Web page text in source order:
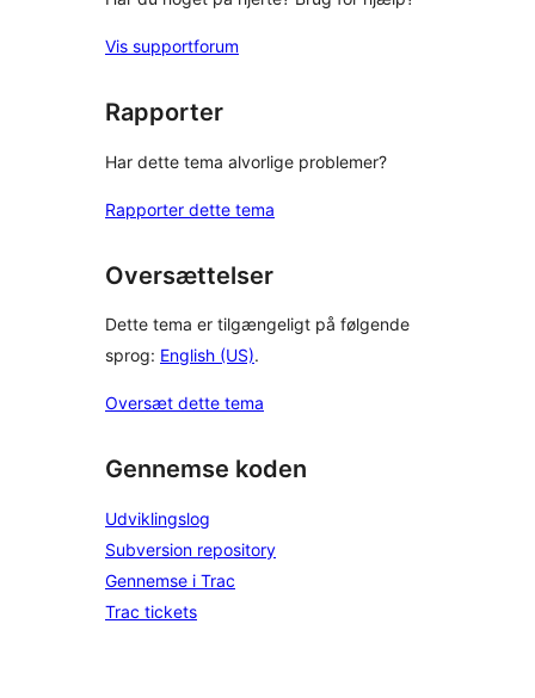
Vis supportforum
Rapporter
Har dette tema alvorlige problemer?
Rapporter dette tema
Oversættelser
Dette tema er tilgængeligt på følgende
sprog: English (US).
Oversæt dette tema
Gennemse koden
Udviklingslog
Subversion repository
Gennemse i Trac
Trac tickets